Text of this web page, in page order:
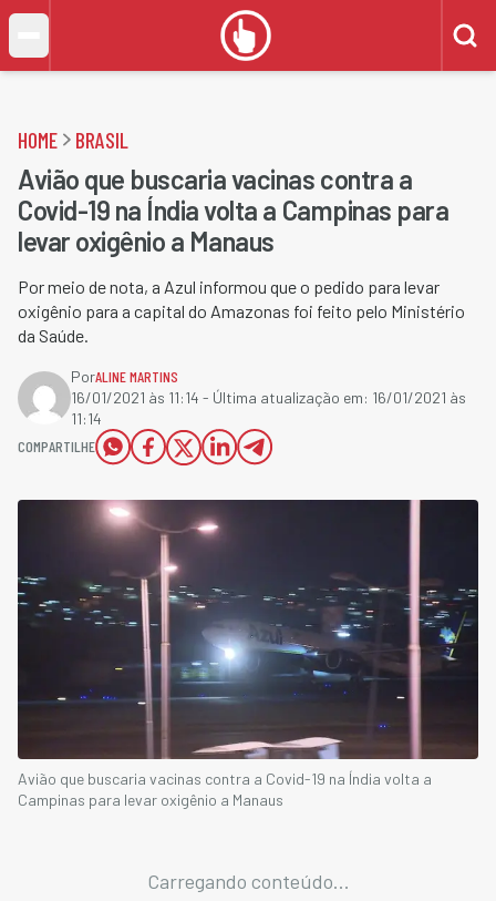
HOME BRASIL
Avião que buscaria vacinas contra a
Covid-19 na Índia volta a Campinas para
levar oxigênio a Manaus
Por meio de nota, a Azul informou que o pedido para levar
oxigênio para a capital do Amazonas foi feito pelo Ministério
da Saúde.
PorALINE MARTINS
16/01/2021 às 11:14 - Última atualização em: 16/01/2021 às
11:14
COMPARTILHE
Avião que buscaria vacinas contra a Covid-19 na Índia volta a
Campinas para levar oxigênio a Manaus
Carregando conteúdo...